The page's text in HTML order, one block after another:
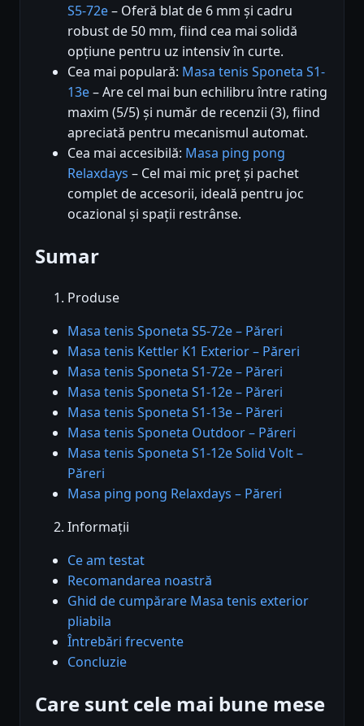
S5-72e– Oferă blat de 6 mm și cadru
robust de 50 mm, fiind cea mai solidă
opțiune pentru uz intensiv în curte.
Cea mai populară: Masa tenis Sponeta S1-
13e– Are cel mai bun echilibru între rating
maxim (5/5) și număr de recenzii (3), fiind
apreciată pentru mecanismul automat.
Cea mai accesibilă: Masa ping pong
Relaxdays – Cel mai mic preț și pachet
complet de accesorii, ideală pentru joc
ocazional și spații restrânse.
Sumar
Produse
Masa tenis Sponeta S5-72e – Păreri
Masa tenis Kettler K1 Exterior – Păreri
Masa tenis Sponeta S1-72e – Păreri
Masa tenis Sponeta S1-12e – Păreri
Masa tenis Sponeta S1-13e – Păreri
Masa tenis Sponeta Outdoor – Păreri
Masa tenis Sponeta S1-12e Solid Volt –
Păreri
Masa ping pong Relaxdays – Păreri
Informații
Ce am testat
Recomandarea noastră
Ghid de cumpărare Masa tenis exterior
pliabila
Întrebări frecvente
Concluzie
Care sunt cele mai bune mese